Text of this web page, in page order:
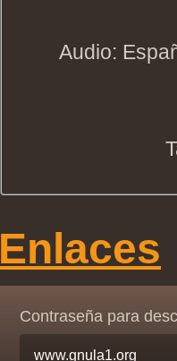
Audio:
Enlaces
Contraseña para